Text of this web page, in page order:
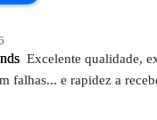
Excelente qualidade,
falhas... e rapidez a